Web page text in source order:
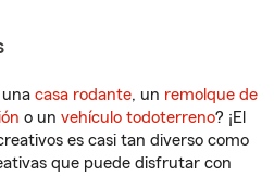
casa rodante, un remolque de
o un vehículo todoterreno? ¡El
es casi tan diverso como
que puede disfrutar con